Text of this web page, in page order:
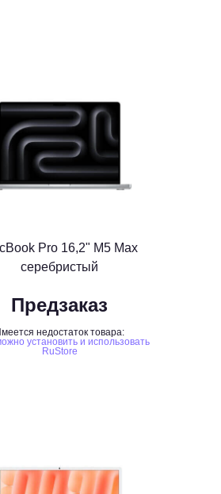
Pro 16,2" M5 Max
серебристый
Предзаказ
недостаток товара:
установить и использовать
RuStore